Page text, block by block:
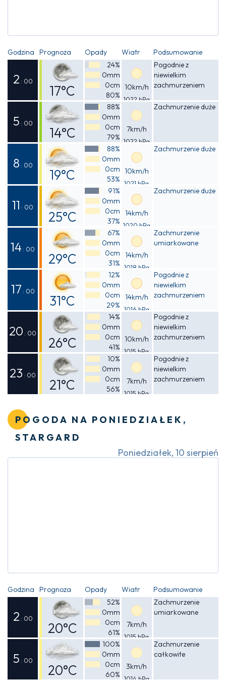
Godzina Prognoza Opady Wiatr Podsumowanie
2 : 00
17°C
Odczuwalna
17°C
24%
0mm
0cm
80%
10km/h
1022 hPa
Pogodnie z
niewielkim
zachmurzeniem
5 : 00
14°C
Odczuwalna
13°C
88%
0mm
0cm
79%
7km/h
1022 hPa
Zachmurzenie duże
8 : 00
19°C
Odczuwalna
18°C
88%
0mm
0cm
53%
10km/h
1021 hPa
Zachmurzenie duże
11 : 00
25°C
Odczuwalna
24°C
91%
0mm
0cm
37%
14km/h
1020 hPa
Zachmurzenie duże
14 : 00
29°C
Odczuwalna
28°C
67%
0mm
0cm
31%
14km/h
1018 hPa
Zachmurzenie
umiarkowane
17 : 00
31°C
Odczuwalna
29°C
12%
0mm
0cm
29%
14km/h
1016 hPa
Pogodnie z
niewielkim
zachmurzeniem
20 : 00
26°C
Odczuwalna
26°C
14%
0mm
0cm
41%
10km/h
1015 hPa
Pogodnie z
niewielkim
zachmurzeniem
23 : 00
21°C
10%
0mm
0cm
56%
7km/h
1015 hPa
Pogodnie z
niewielkim
zachmurzeniem
POGODA NA PONIEDZIAŁEK,
STARGARD
Poniedziałek, 10 sierpień
Godzina Prognoza Opady Wiatr Podsumowanie
2 : 00
20°C
Odczuwalna
20°C
52%
0mm
0cm
61%
7km/h
1015 hPa
Zachmurzenie
umiarkowane
5 : 00
20°C
100%
0mm
0cm
60%
3km/h
Zachmurzenie
całkowite